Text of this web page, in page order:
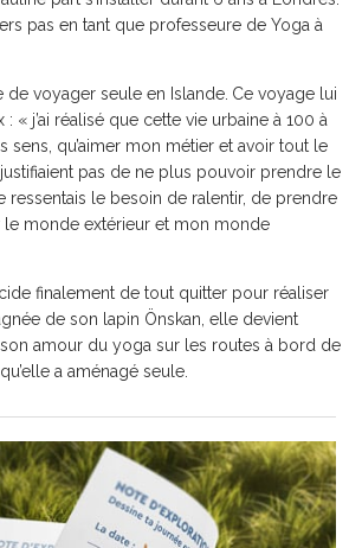
pas en tant que professeure de Yoga à
de voyager seule en Islande. Ce voyage lui
« j’ai réalisé que cette vie urbaine à 100 à
sens, qu’aimer mon métier et avoir tout le
pas de ne plus pouvoir prendre le
ressentais le besoin de ralentir, de prendre
le monde extérieur et mon monde
finalement de tout quitter pour réaliser
de son lapin Önskan, elle devient
amour du yoga sur les routes à bord de
a aménagé seule.